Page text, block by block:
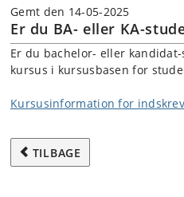
Gemt den 14-05-2025
Er du BA- eller KA-
Er du bachelor- eller
kursus i kursusbasen for
Kursusinformation for
TILBAGE